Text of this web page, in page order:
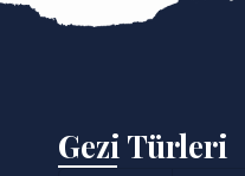
Gezi Türleri